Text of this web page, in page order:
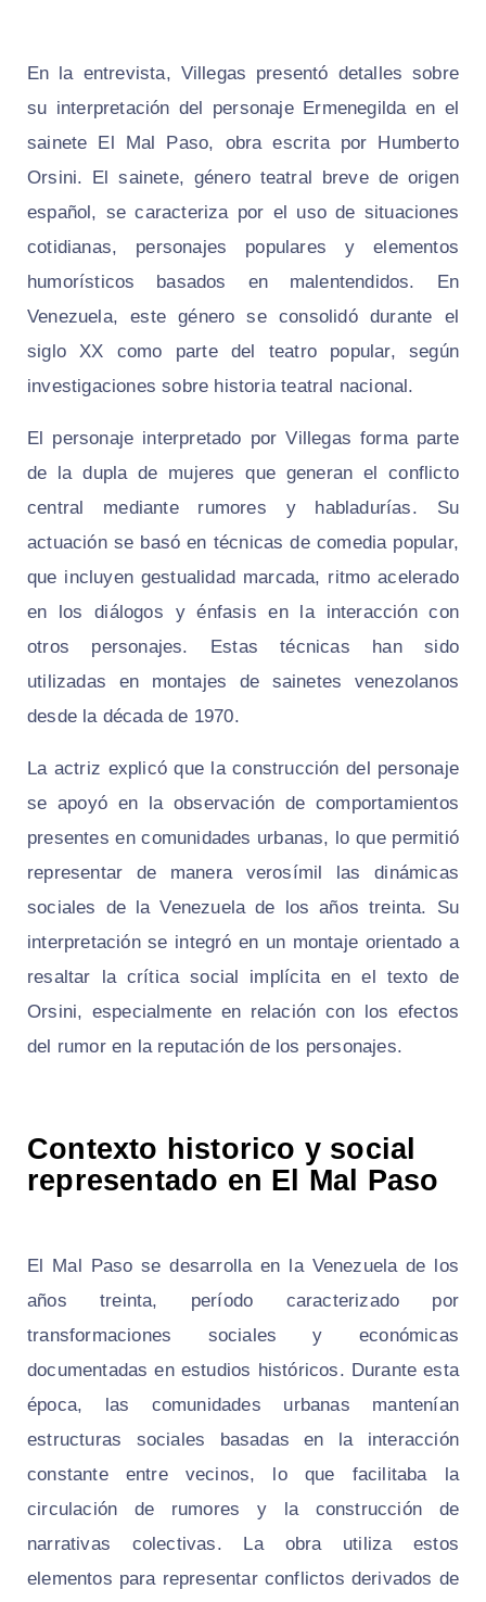
En la entrevista, Villegas presentó detalles sobre
su interpretación del personaje Ermenegilda en el
sainete El Mal Paso, obra escrita por Humberto
Orsini. El sainete, género teatral breve de origen
español, se caracteriza por el uso de situaciones
cotidianas, personajes populares y elementos
humorísticos basados en malentendidos. En
Venezuela, este género se consolidó durante el
siglo XX como parte del teatro popular, según
investigaciones sobre historia teatral nacional.
El personaje interpretado por Villegas forma parte
de la dupla de mujeres que generan el conflicto
central mediante rumores y habladurías. Su
actuación se basó en técnicas de comedia popular,
que incluyen gestualidad marcada, ritmo acelerado
en los diálogos y énfasis en la interacción con
otros personajes. Estas técnicas han sido
utilizadas en montajes de sainetes venezolanos
desde la década de 1970.
La actriz explicó que la construcción del personaje
se apoyó en la observación de comportamientos
presentes en comunidades urbanas, lo que permitió
representar de manera verosímil las dinámicas
sociales de la Venezuela de los años treinta. Su
interpretación se integró en un montaje orientado a
resaltar la crítica social implícita en el texto de
Orsini, especialmente en relación con los efectos
del rumor en la reputación de los personajes.
Contexto historico y social
representado en El Mal Paso
El Mal Paso se desarrolla en la Venezuela de los
años treinta, período caracterizado por
transformaciones sociales y económicas
documentadas en estudios históricos. Durante esta
época, las comunidades urbanas mantenían
estructuras sociales basadas en la interacción
constante entre vecinos, lo que facilitaba la
circulación de rumores y la construcción de
narrativas colectivas. La obra utiliza estos
elementos para representar conflictos derivados de